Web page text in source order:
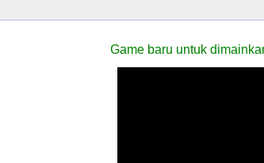
Game baru untuk